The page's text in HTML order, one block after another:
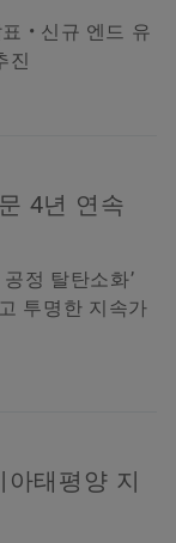
• 신규 엔드 유
진
4년 연속
공정 탈탄소화’
투명한 지속가
태평양 지